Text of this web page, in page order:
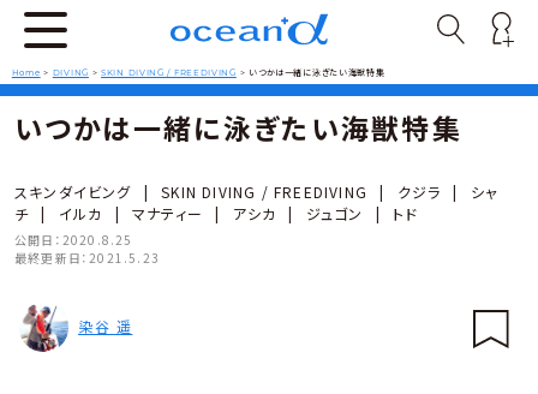
Home > DIVING >SKIN DIVING / FREEDIVING > いつかは一緒に泳ぎたい海獣特集
いつかは一緒に泳ぎたい海獣特集
スキンダイビング | SKIN DIVING / FREEDIVING | クジラ |
シャ
チ | イルカ | マナティー | アシカ | ジュゴン | トド
公開日： 2020.8.25
最終更新日： 2021.5.23
染谷 遥